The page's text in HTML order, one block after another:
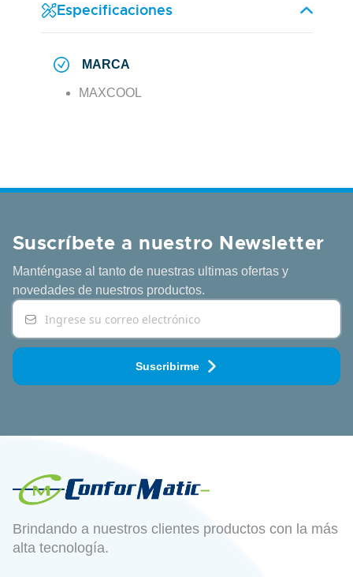
Especificaciones
MARCA
MAXCOOL
Suscríbete a nuestro Newsletter
Manténgase al tanto de nuestras ultimas ofertas y
novedades de nuestros productos.
Suscribirme
Brindando a nuestros clientes productos con la más
alta tecnología.